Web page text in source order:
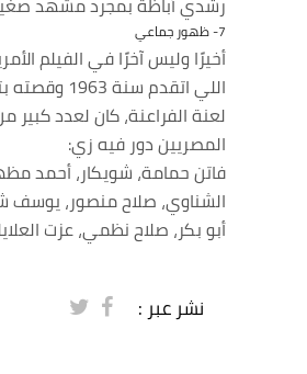
7- ظهور جماعي
اللي اتقدم سنة
لعنة الفراعنة، كان لعدد كبير
المصريين دور فيه زي:
فاتن حمامة، شويكار، أحمد
الشناوي، صلاح منصور، يوسف
أبو بكر، صلاح نظمي، عزت
نشر عبر :